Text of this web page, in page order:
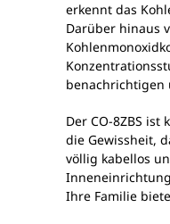
erkennt das
Darüber hinaus
benachrichtigen
Der CO-8ZBS
die Gewissheit,
völlig kabellos
Ihre Familie